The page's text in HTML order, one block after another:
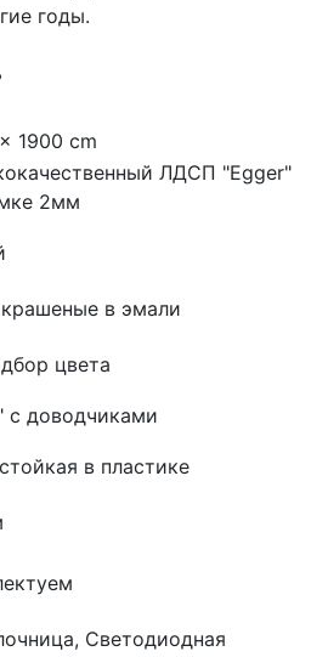
годы.
1900 cm
ЛДСП "Egger"
2мм
в эмали
цвета
с доводчиками
в пластике
Светодиодная